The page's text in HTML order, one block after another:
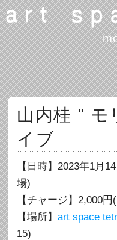
山内桂 " モ
イブ
【日時】2023年1月
場)
【チャージ】2,000
【場所】art space
15)